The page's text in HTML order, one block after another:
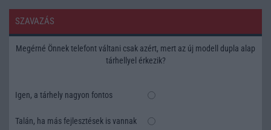
SZAVAZÁS
Megérné Önnek telefont váltani csak azért, mert az új modell dupla alap
tárhellyel érkezik?
Igen, a tárhely nagyon fontos
Talán, ha más fejlesztések is vannak